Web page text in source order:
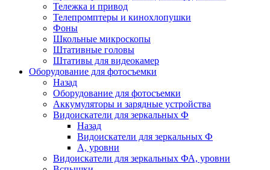
Тележка и привод
Телепромптеры и кинохлопушки
Фоны
Школьные микроскопы
Штативные головы
Штативы для видеокамер
Оборудование для фотосъемки
Назад
Оборудование для фотосъемки
Аккумуляторы и зарядные устройства
Видоискатели для зеркальных Ф
Назад
Видоискатели для зеркальных Ф
А, уровни
Видоискатели для зеркальных ФА, уровни